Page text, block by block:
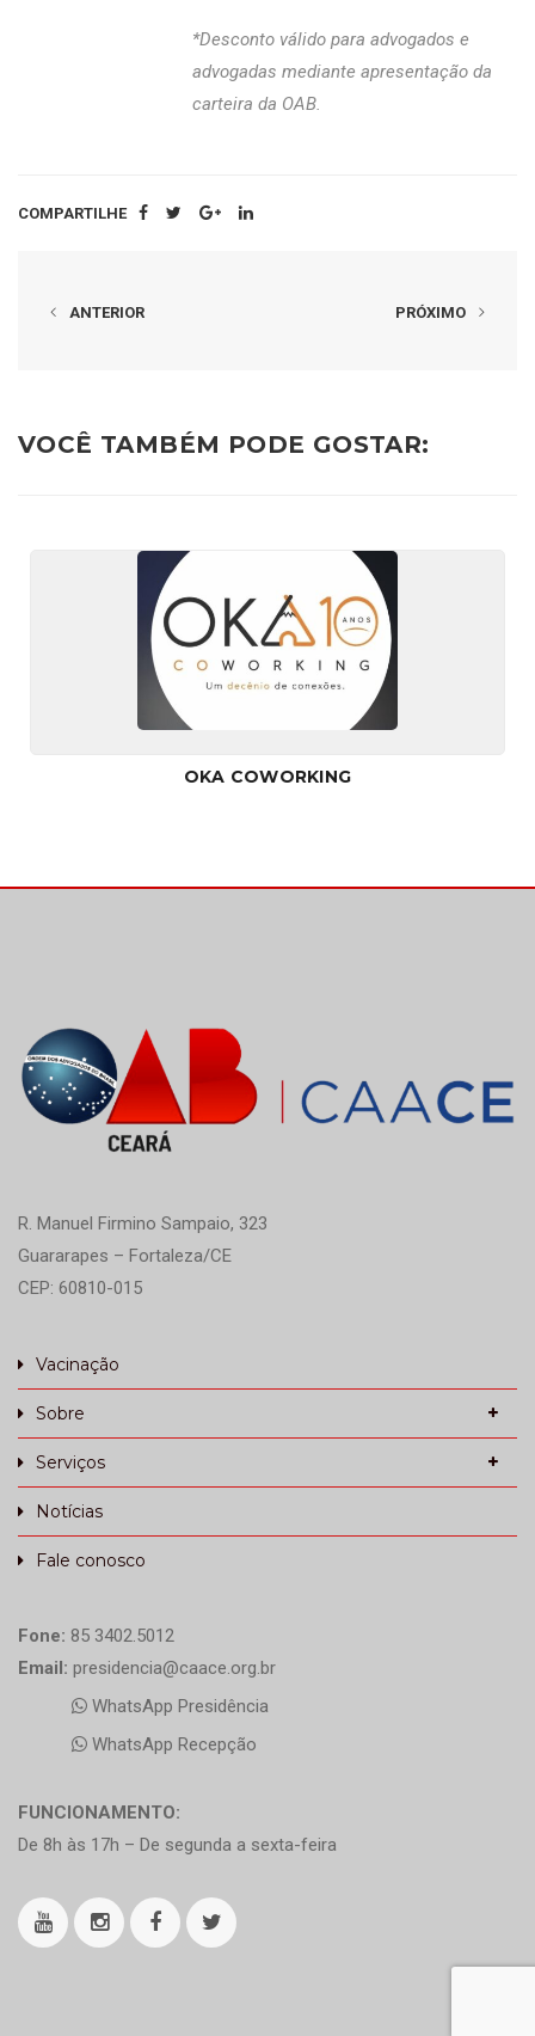
*Desconto válido para advogados e
advogadas mediante apresentação da
carteira da OAB.
COMPARTILHE
ANTERIOR PRÓXIMO
VOCÊ TAMBÉM PODE GOSTAR:
OKA COWORKING
R. Manuel Firmino Sampaio, 323
Guararapes – Fortaleza/CE
CEP: 60810-015
Vacinação
Sobre
Serviços
Notícias
Fale conosco
Fone: 85 3402.5012
Email: presidencia@caace.org.br
WhatsApp Presidência
WhatsApp Recepção
FUNCIONAMENTO:
De 8h às 17h – De segunda a sexta-feira